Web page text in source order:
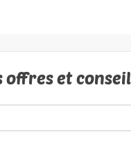
offres et